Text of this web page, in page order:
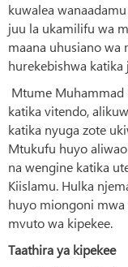
kuwalea
juu la ukamilifu wa
maana uhusiano wa
hurekebishwa
Mtume Muhammad
katika vitendo,
katika nyuga zote
Mtukufu huyo
na wengine katika
Kiislamu. Hulka
huyo miongoni
mvuto wa kipekee.
Taathira ya kipekee